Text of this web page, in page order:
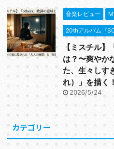
音楽レビュー
20thアルバム『
【ミスチル
は？〜爽やか
た、生々しす
れ）」を描く
2026/5/24
カテゴリー